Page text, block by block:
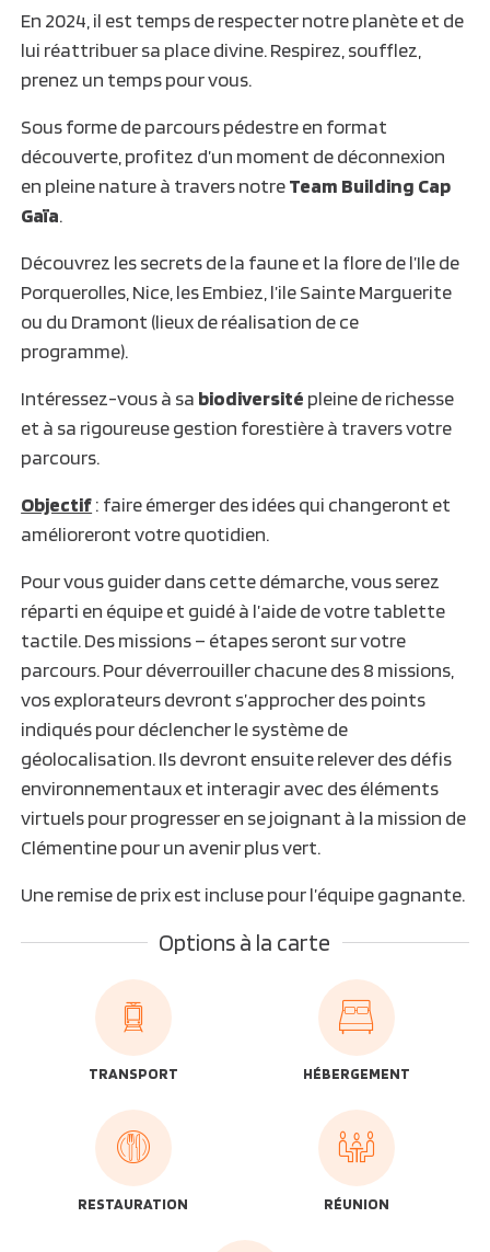
En 2024, il est temps de respecter notre planète et de
lui réattribuer sa place divine. Respirez, soufflez,
prenez un temps pour vous.
Sous forme de parcours pédestre en format
découverte, profitez d’un moment de déconnexion
en pleine nature à travers notreTeam Building Cap
Gaïa.
Découvrez les secrets de la faune et la flore de l’Ile de
Porquerolles, Nice, les Embiez, l’ile Sainte Marguerite
ou du Dramont (lieux de réalisation de ce
programme).
Intéressez-vous à sa biodiversité pleine de richesse
et à sa rigoureuse gestion forestière à travers votre
parcours.
Objectif: faire émerger des idées qui changeront et
amélioreront votre quotidien.
Pour vous guider dans cette démarche, vous serez
réparti en équipe et guidé à l’aide de votre tablette
tactile. Des missions – étapes seront sur votre
parcours. Pour déverrouiller chacune des 8 missions,
vos explorateurs devront s’approcher des points
indiqués pour déclencher le système de
géolocalisation. Ils devront ensuite relever des défis
environnementaux et interagir avec des éléments
virtuels pour progresser en se joignant à la mission de
Clémentine pour un avenir plus vert.
Une remise de prix est incluse pour l’équipe gagnante.
Options à la carte
TRANSPORT HÉBERGEMENT
RESTAURATION RÉUNION